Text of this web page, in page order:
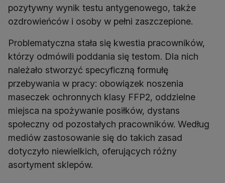
pozytywny wynik testu antygenowego, także
ozdrowieńców i osoby w pełni zaszczepione.
Problematyczna stała się kwestia pracowników,
którzy odmówili poddania się testom. Dla nich
należało stworzyć specyficzną formułę
przebywania w pracy: obowiązek noszenia
maseczek ochronnych klasy FFP2, oddzielne
miejsca na spożywanie posiłków, dystans
społeczny od pozostałych pracowników. Według
mediów zastosowanie się do takich zasad
dotyczyło niewielkich, oferujących różny
asortyment sklepów.